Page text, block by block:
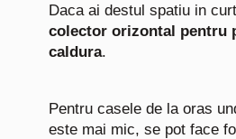
Daca ai destul spatiu in
colector orizontal pentru
caldura.
Pentru casele de la oras
este mai mic, se pot face